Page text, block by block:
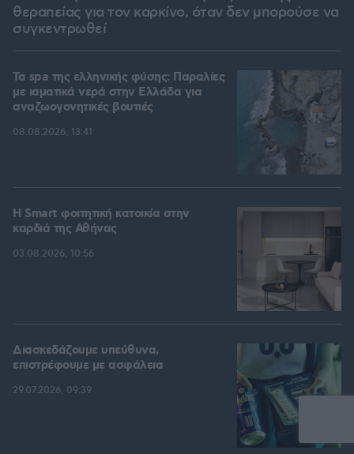
θεραπείας για τον καρκίνο, όταν δεν μπορούσε να
συγκεντρωθεί
Τα spa της ελληνικής φύσης: Παραλίες
με ιαματικά νερά στην Ελλάδα για
αναζωογονητικές βουτιές
08.08.2026, 13:41
Η Smart φοιτητική κατοικία στην
καρδιά της Αθήνας
03.08.2026, 10:56
Διασκεδάζουμε υπεύθυνα,
επιστρέφουμε με ασφάλεια
29.07.2026, 09:39